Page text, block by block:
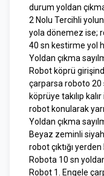
durum yoldan
2 Nolu Tercihli
yola dönemez ise;
40 sn kestirme yol
Yoldan çıkma
Robot köprü
çarparsa roboto 20
köprüye takılıp
robot konularak
Yoldan çıkma
Beyaz zeminli
robot çıktığı
Robota 10 sn
Robot 1. Engele